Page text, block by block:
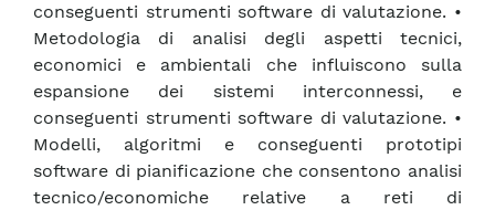
conseguenti strumenti software di valutazione. •
Metodologia di analisi degli aspetti tecnici,
economici e ambientali che influiscono sulla
espansione dei sistemi interconnessi, e
conseguenti strumenti software di valutazione. •
Modelli, algoritmi e conseguenti prototipi
software di pianificazione che consentono analisi
tecnico/economiche relative a reti di